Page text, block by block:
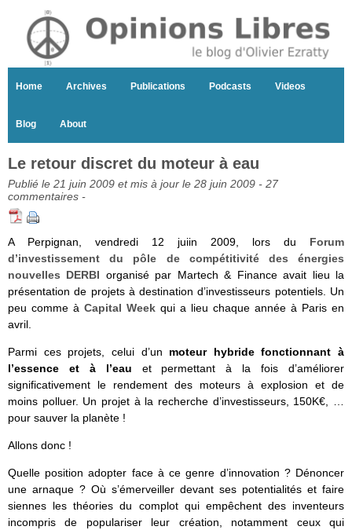
Home Archives Publications Podcasts Videos
Blog About
Le retour discret du moteur à eau
Publié le 21 juin 2009 et mis à jour le 28 juin 2009 - 27
commentaires -
A Perpignan, vendredi 12 juiin 2009, lors du Forum
d’investissement du pôle de compétitivité des énergies
nouvelles DERBI organisé par Martech & Finance avait lieu la
présentation de projets à destination d’investisseurs potentiels. Un
peu comme à Capital Week qui a lieu chaque année à Paris en
avril.
Parmi ces projets, celui d’un moteur hybride fonctionnant à
l’essence et à l’eau et permettant à la fois d’améliorer
significativement le rendement des moteurs à explosion et de
moins polluer. Un projet à la recherche d’investisseurs, 150K€, …
pour sauver la planète !
Allons donc !
Quelle position adopter face à ce genre d’innovation ? Dénoncer
une arnaque ? Où s’émerveiller devant ses potentialités et faire
siennes les théories du complot qui empêchent des inventeurs
incompris de populariser leur création, notamment ceux qui